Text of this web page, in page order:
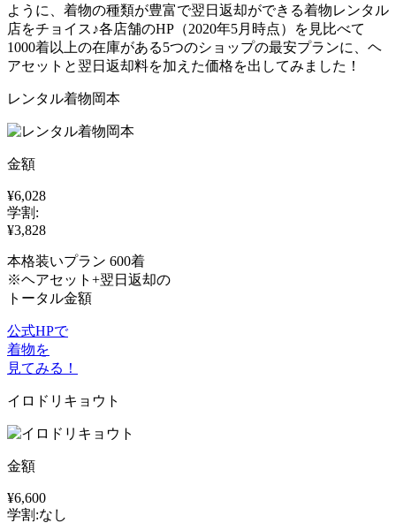
ように、着物の種類が豊富で翌日返却ができる着物レンタル
店をチョイス♪各店舗のHP（2020年5月時点）を見比べて
1000着以上の在庫がある5つのショップの最安プランに、ヘ
アセットと翌日返却料を加えた価格を出してみました！
レンタル着物岡本
金額
¥6,028
学割:
¥3,828
本格装いプラン 600着
※ヘアセット+翌日返却の
トータル金額
公式HPで
着物を
見てみる！
イロドリキョウト
金額
¥6,600
学割:なし